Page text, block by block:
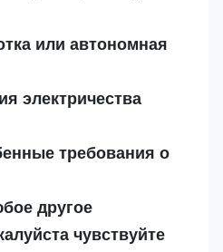
или автономная
электричества
требования о
другое
чувствуйте